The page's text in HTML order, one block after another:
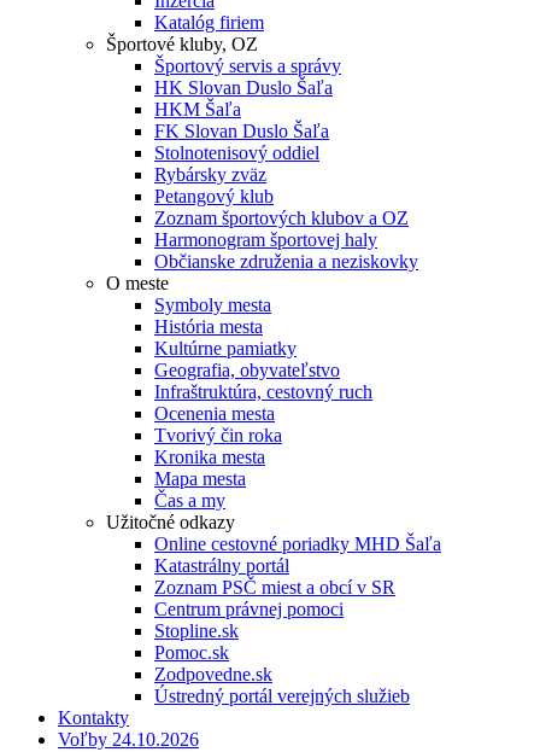
Katalóg firiem
Športové kluby, OZ
Športový servis a správy
HK Slovan Duslo Šaľa
HKM Šaľa
FK Slovan Duslo Šaľa
Stolnotenisový oddiel
Rybársky zväz
Petangový klub
Zoznam športových klubov a OZ
Harmonogram športovej haly
Občianske združenia a neziskovky
O meste
Symboly mesta
História mesta
Kultúrne pamiatky
Geografia, obyvateľstvo
Infraštruktúra, cestovný ruch
Ocenenia mesta
Tvorivý čin roka
Kronika mesta
Mapa mesta
Čas a my
Užitočné odkazy
Online cestovné poriadky MHD Šaľa
Katastrálny portál
Zoznam PSČ miest a obcí v SR
Centrum právnej pomoci
Stopline.sk
Pomoc.sk
Zodpovedne.sk
Ústredný portál verejných služieb
Kontakty
Voľby 24.10.2026